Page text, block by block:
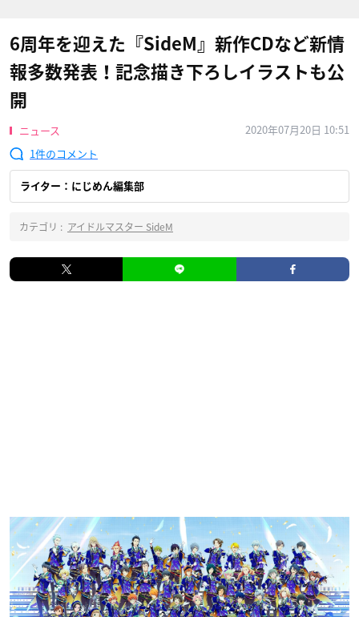
6周年を迎えた『SideM』新作CDなど新情
報多数発表！記念描き下ろしイラストも公
開
ニュース
2020年07月20日 10:51
1
ライター：にじめん編集部
カテゴリ : アイドルマスター SideM